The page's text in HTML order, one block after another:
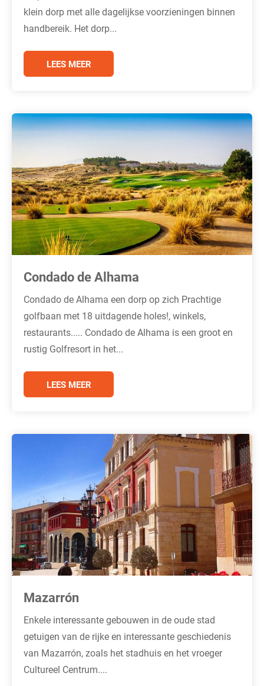
klein dorp met alle dagelijkse voorzieningen binnen
handbereik. Het dorp...
LEES MEER
Condado de Alhama
Condado de Alhama een dorp op zich Prachtige
golfbaan met 18 uitdagende holes!, winkels,
restaurants..... Condado de Alhama is een groot en
rustig Golfresort in het...
LEES MEER
Mazarrón
Enkele interessante gebouwen in de oude stad
getuigen van de rijke en interessante geschiedenis
van Mazarrón, zoals het stadhuis en het vroeger
Cultureel Centrum....